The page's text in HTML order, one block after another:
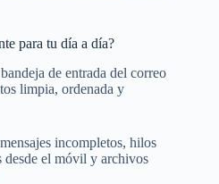
para tu día a día?
de entrada del correo
limpia, ordenada y
incompletos, hilos
desde el móvil y archivos